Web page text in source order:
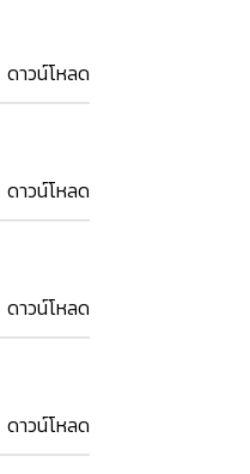
ดาวน์โหลด
ดาวน์โหลด
ดาวน์โหลด
ดาวน์โหลด